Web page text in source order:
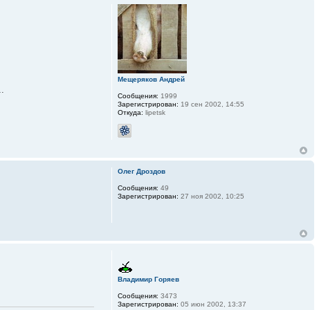
Мещеряков Андрей
Сообщения: 1999
Зарегистрирован: 19 сен 2002, 14:55
Откуда: lipetsk
Олег Дроздов
Сообщения: 49
Зарегистрирован: 27 ноя 2002, 10:25
Владимир Горяев
Сообщения: 3473
Зарегистрирован: 05 июн 2002, 13:37